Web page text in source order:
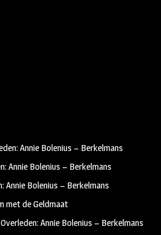
Annie Bolenius – Berkelmans
Annie Bolenius – Berkelmans
Annie Bolenius – Berkelmans
met de Geldmaat
Overleden: Annie Bolenius – Berkelmans